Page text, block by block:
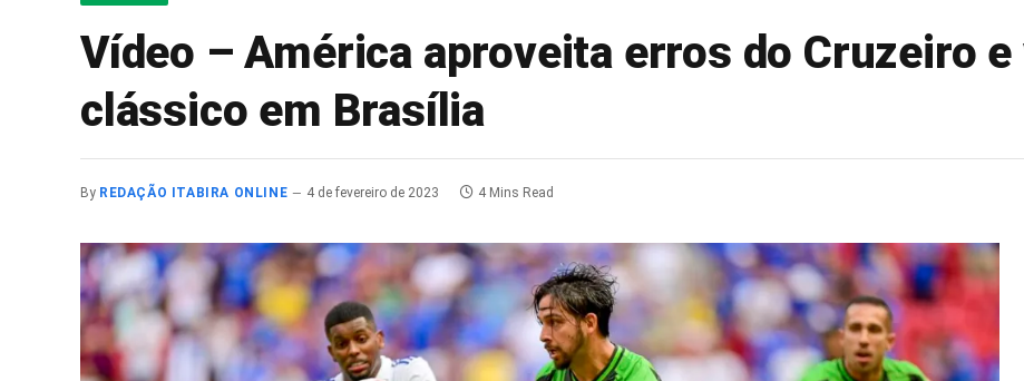
Vídeo – América aproveita erros do Cruzeiro e
clássico em Brasília
By REDAÇÃO ITABIRA ONLINE 4 de fevereiro de 2023 4 Mins Read